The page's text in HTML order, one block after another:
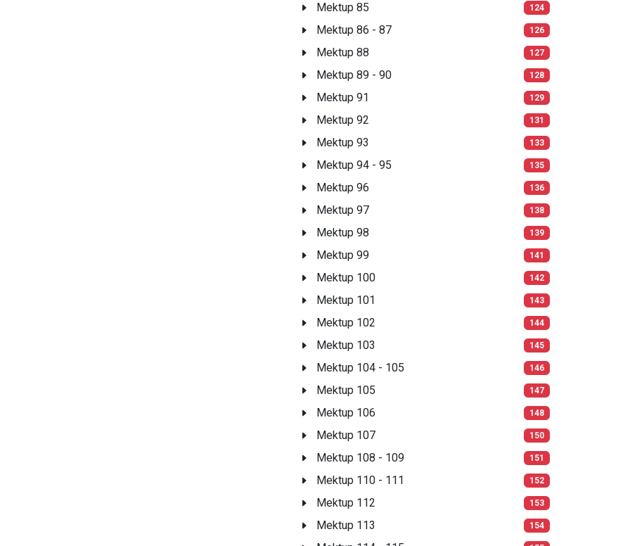
Mektup 85 124
Mektup 86 - 87 126
Mektup 88 127
Mektup 89 - 90 128
Mektup 91 129
Mektup 92 131
Mektup 93 133
Mektup 94 - 95 135
Mektup 96 136
Mektup 97 138
Mektup 98 139
Mektup 99 141
Mektup 100 142
Mektup 101 143
Mektup 102 144
Mektup 103 145
Mektup 104 - 105 146
Mektup 105 147
Mektup 106 148
Mektup 107 150
Mektup 108 - 109 151
Mektup 110 - 111 152
Mektup 112 153
Mektup 113 154